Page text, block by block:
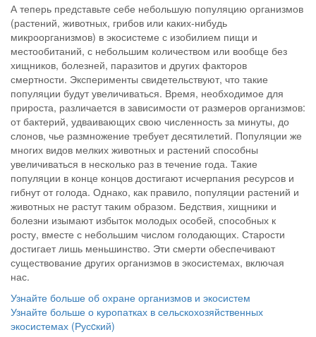
А теперь представьте себе небольшую популяцию организмов
(растений, животных, грибов или каких-нибудь
микроорганизмов) в экосистеме с изобилием пищи и
местообитаний, с небольшим количеством или вообще без
хищников, болезней, паразитов и других факторов
смертности. Эксперименты свидетельствуют, что такие
популяции будут увеличиваться. Время, необходимое для
прироста, различается в зависимости от размеров организмов:
от бактерий, удваивающих свою численность за минуты, до
слонов, чье размножение требует десятилетий. Популяции же
многих видов мелких животных и растений способны
увеличиваться в несколько раз в течение года. Такие
популяции в конце концов достигают исчерпания ресурсов и
гибнут от голода. Однако, как правило, популяции растений и
животных не растут таким образом. Бедствия, хищники и
болезни изымают избыток молодых особей, способных к
росту, вместе с небольшим числом голодающих. Старости
достигает лишь меньшинство. Эти смерти обеспечивают
существование других организмов в экосистемах, включая
нас.
Узнайте больше об охране организмов и экосистем
Узнайте больше о куропатках в сельскохозяйственных
экосистемах (Русcкий)